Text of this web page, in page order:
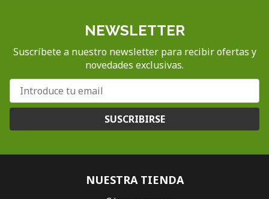
NEWSLETTER
Suscríbete a nuestro newsletter para recibir ofertas y
novedades exclusivas.
SUSCRIBIRSE
NUESTRA TIENDA